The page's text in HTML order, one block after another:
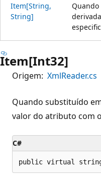
Item[String,
String]
Item[Int32]
Origem: XmlReader.cs
Quando substituído
valor do atributo com
C#
public virtual